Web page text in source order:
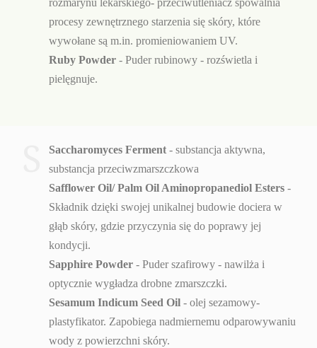
rozmarynu lekarskiego- przeciwutleniacz spowalnia
procesy zewnętrznego starzenia się skóry, które
wywołane są m.in. promieniowaniem UV.
Ruby Powder - Puder rubinowy - rozświetla i
pielęgnuje.
Saccharomyces Ferment - substancja aktywna,
substancja przeciwzmarszczkowa
Safflower Oil/ Palm Oil Aminopropanediol Esters -
Składnik dzięki swojej unikalnej budowie dociera w
głąb skóry, gdzie przyczynia się do poprawy jej
kondycji.
Sapphire Powder - Puder szafirowy - nawilża i
optycznie wygładza drobne zmarszczki.
Sesamum Indicum Seed Oil - olej sezamowy-
plastyfikator. Zapobiega nadmiernemu odparowywaniu
wody z powierzchni skóry.